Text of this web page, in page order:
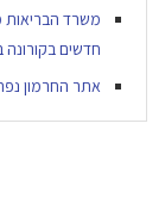
חדשים בקורונה
אתר החרמון